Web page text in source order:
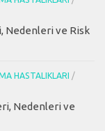
Nedenleri ve Risk
HASTALIKLARI
/
Nedenleri ve